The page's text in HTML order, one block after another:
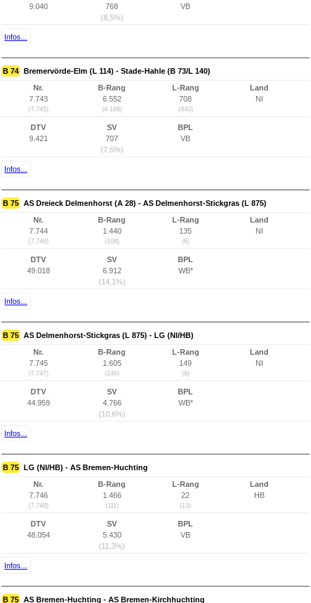
9.040
768
(8,5%)
VB
Infos...
B 74 Bremervörde-Elm (L 114) - Stade-Hahle (B 73/L 140)
Nr.
7.743
(7.745)
B-Rang
6.552
(4.168)
L-Rang
708
(440)
Land
NI
DTV
9.421
SV
707
(7,5%)
BPL
VB
Infos...
B 75 AS Dreieck Delmenhorst (A 28) - AS Delmenhorst-Stickgras (L 875)
Nr.
7.744
(7.746)
B-Rang
1.440
(108)
L-Rang
135
(6)
Land
NI
DTV
49.018
SV
6.912
(14,1%)
BPL
WB*
Infos...
B 75 AS Delmenhorst-Stickgras (L 875) - LG (NI/HB)
Nr.
7.745
(7.747)
B-Rang
1.605
(146)
L-Rang
149
(9)
Land
NI
DTV
44.959
SV
4.766
(10,6%)
BPL
WB*
Infos...
B 75 LG (NI/HB) - AS Bremen-Huchting
Nr.
7.746
(7.748)
B-Rang
1.466
(111)
L-Rang
22
(13)
Land
HB
DTV
48.054
SV
5.430
(11,3%)
BPL
VB
Infos...
B 75 AS Bremen-Huchting - AS Bremen-Kirchhuchting